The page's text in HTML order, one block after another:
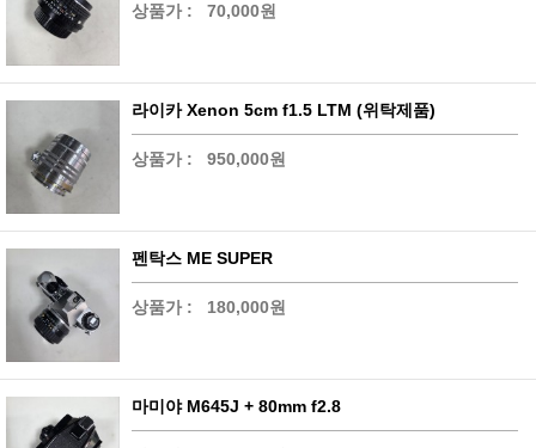
상품가 : 70,000원
라이카 Xenon 5cm f1.5 LTM (위탁제품)
상품가 : 950,000원
펜탁스 ME SUPER
상품가 : 180,000원
마미야 M645J + 80mm f2.8